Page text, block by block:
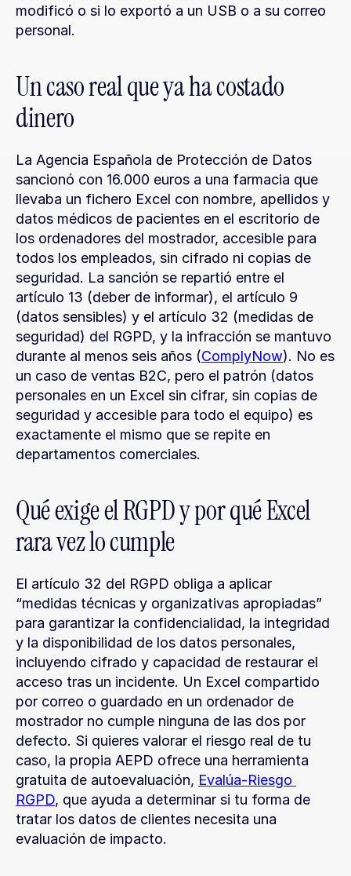
modificó o si lo exportó a un USB o a su correo
personal.
Un caso real que ya ha costado
dinero
La Agencia Española de Protección de Datos
sancionó con 16.000 euros a una farmacia que
llevaba un fichero Excel con nombre, apellidos y
datos médicos de pacientes en el escritorio de
los ordenadores del mostrador, accesible para
todos los empleados, sin cifrado ni copias de
seguridad. La sanción se repartió entre el
artículo 13 (deber de informar), el artículo 9
(datos sensibles) y el artículo 32 (medidas de
seguridad) del RGPD, y la infracción se mantuvo
durante al menos seis años (ComplyNow). No es
un caso de ventas B2C, pero el patrón (datos
personales en un Excel sin cifrar, sin copias de
seguridad y accesible para todo el equipo) es
exactamente el mismo que se repite en
departamentos comerciales.
Qué exige el RGPD y por qué Excel
rara vez lo cumple
El artículo 32 del RGPD obliga a aplicar
“medidas técnicas y organizativas apropiadas”
para garantizar la confidencialidad, la integridad
y la disponibilidad de los datos personales,
incluyendo cifrado y capacidad de restaurar el
acceso tras un incidente. Un Excel compartido
por correo o guardado en un ordenador de
mostrador no cumple ninguna de las dos por
defecto. Si quieres valorar el riesgo real de tu
caso, la propia AEPD ofrece una herramienta
gratuita de autoevaluación, Evalúa-Riesgo
RGPD, que ayuda a determinar si tu forma de
tratar los datos de clientes necesita una
evaluación de impacto.